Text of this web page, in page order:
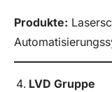
Produkte:
LVD Gruppe